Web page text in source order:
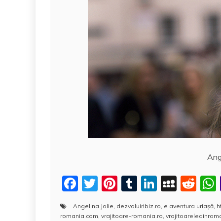
F
c
T
w
itt
Pi
nt
er
T
u
m
Li
k
M
y
S
R
e
d
Angelina Jolie dezvaluiribiz.ro e aventura uriaşă
romania.com vrajitoare-romania.ro